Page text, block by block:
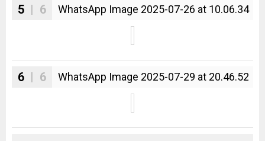
5 | 6 WhatsApp Image 2025-07-26 at 10.06.34
6 | 6 WhatsApp Image 2025-07-29 at 20.46.52